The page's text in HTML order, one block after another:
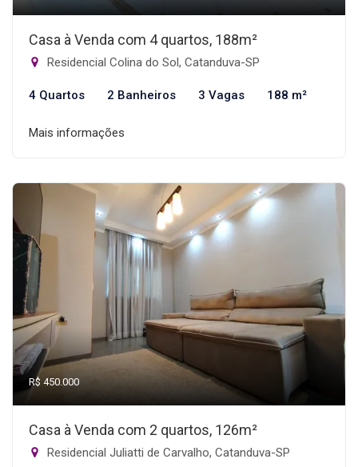
Casa à Venda com 4 quartos, 188m²
Residencial Colina do Sol, Catanduva-SP
4 Quartos 2 Banheiros 3 Vagas 188 m²
Mais informações
R$ 450.000
Casa à Venda com 2 quartos, 126m²
Residencial Juliatti de Carvalho, Catanduva-SP